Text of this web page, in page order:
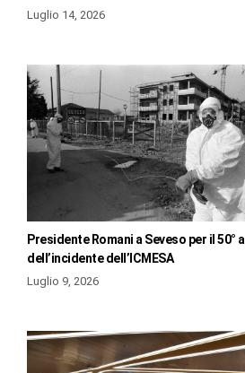
Luglio 14, 2026
Presidente Romani a Seveso per il 50°
dell’incidente dell’ICMESA
Luglio 9, 2026